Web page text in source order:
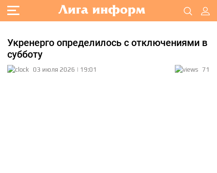
Укренерго определилось с отключениями в
субботу
03 июля 2026 | 19:01 71